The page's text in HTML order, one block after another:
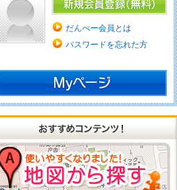
だんべー会員とは
パスワードを忘れた方